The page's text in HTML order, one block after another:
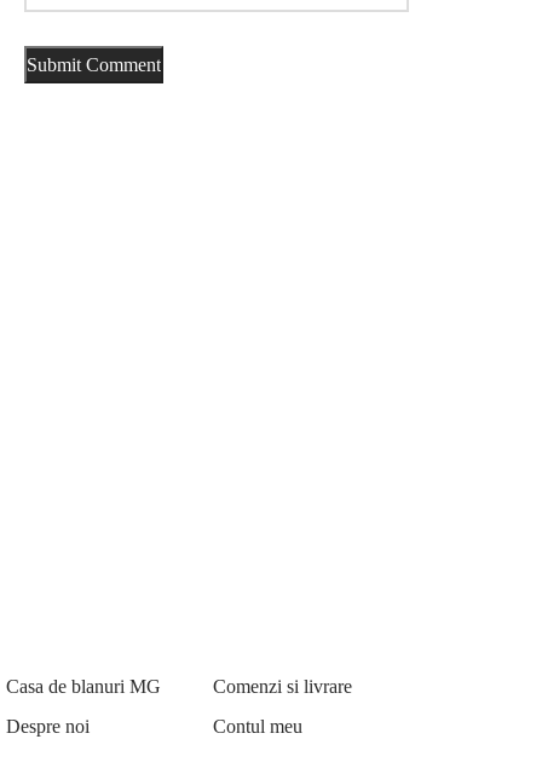
Casa de blanuri MG
Despre noi
Comenzi si livrare
Contul meu